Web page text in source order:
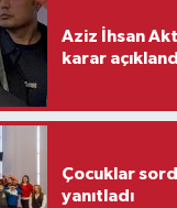
Aziz İhsan
karar
Çocuklar
yanıtladı